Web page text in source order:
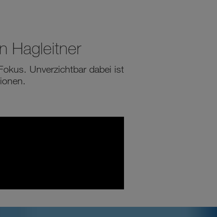
Hagleitner
Unverzichtbar dabei ist